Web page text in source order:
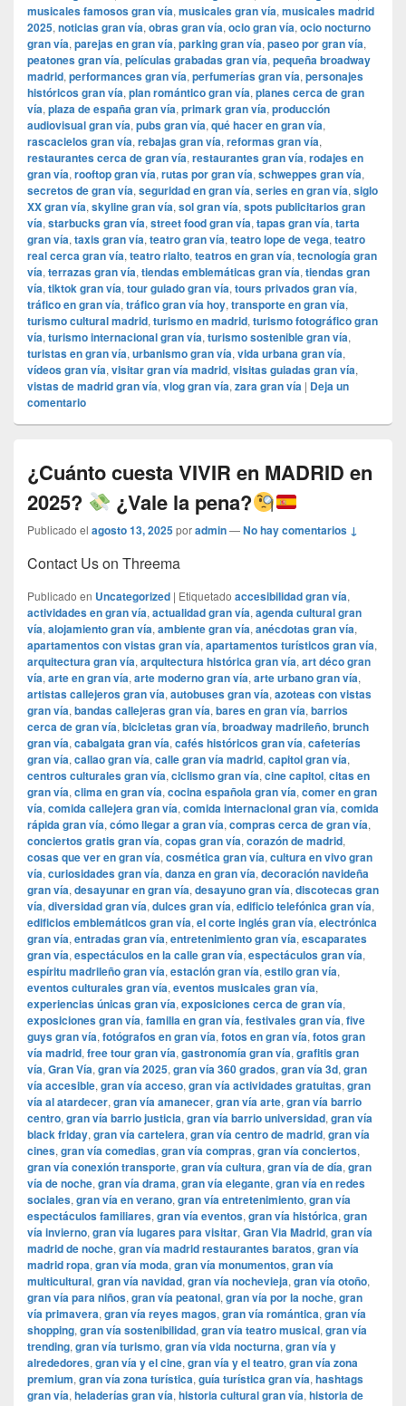
musicales famosos gran vía, musicales gran vía, musicales madrid
2025, noticias gran vía, obras gran vía, ocio gran vía, ocio nocturno
gran vía, parejas en gran vía, parking gran vía, paseo por gran vía,
peatones gran vía, películas grabadas gran vía, pequeña broadway
madrid, performances gran vía, perfumerías gran vía, personajes
históricos gran vía, plan romántico gran vía, planes cerca de gran
vía, plaza de españa gran vía, primark gran vía, producción
audiovisual gran vía, pubs gran vía, qué hacer en gran vía,
rascacielos gran vía, rebajas gran vía, reformas gran vía,
restaurantes cerca de gran vía, restaurantes gran vía, rodajes en
gran vía, rooftop gran vía, rutas por gran vía, schweppes gran vía,
secretos de gran vía, seguridad en gran vía, series en gran vía, siglo
XX gran vía, skyline gran vía, sol gran vía, spots publicitarios gran
vía, starbucks gran vía, street food gran vía, tapas gran vía, tarta
gran vía, taxis gran vía, teatro gran vía, teatro lope de vega, teatro
real cerca gran vía, teatro rialto, teatros en gran vía, tecnología gran
vía, terrazas gran vía, tiendas emblemáticas gran vía, tiendas gran
vía, tiktok gran vía, tour guiado gran vía, tours privados gran vía,
tráfico en gran vía, tráfico gran vía hoy, transporte en gran vía,
turismo cultural madrid, turismo en madrid, turismo fotográfico gran
vía, turismo internacional gran vía, turismo sostenible gran vía,
turistas en gran vía, urbanismo gran vía, vida urbana gran vía,
vídeos gran vía, visitar gran vía madrid, visitas guiadas gran vía,
vistas de madrid gran vía, vlog gran vía, zara gran vía | Deja un
comentario
¿Cuánto cuesta VIVIR en MADRID en
2025?
¿Vale la pena?
Publicado el agosto 13, 2025poradmin—No hay comentarios ↓
Contact Us on Threema
Publicado en Uncategorized | Etiquetado accesibilidad gran vía,
actividades en gran vía, actualidad gran vía, agenda cultural gran
vía, alojamiento gran vía, ambiente gran vía, anécdotas gran vía,
apartamentos con vistas gran vía, apartamentos turísticos gran vía,
arquitectura gran vía, arquitectura histórica gran vía, art déco gran
vía, arte en gran vía, arte moderno gran vía, arte urbano gran vía,
artistas callejeros gran vía, autobuses gran vía, azoteas con vistas
gran vía, bandas callejeras gran vía, bares en gran vía, barrios
cerca de gran vía, bicicletas gran vía, broadway madrileño, brunch
gran vía, cabalgata gran vía, cafés históricos gran vía, cafeterías
gran vía, callao gran vía, calle gran vía madrid, capitol gran vía,
centros culturales gran vía, ciclismo gran vía, cine capitol, citas en
gran vía, clima en gran vía, cocina española gran vía, comer en gran
vía, comida callejera gran vía, comida internacional gran vía, comida
rápida gran vía, cómo llegar a gran vía, compras cerca de gran vía,
conciertos gratis gran vía, copas gran vía, corazón de madrid,
cosas que ver en gran vía, cosmética gran vía, cultura en vivo gran
vía, curiosidades gran vía, danza en gran vía, decoración navideña
gran vía, desayunar en gran vía, desayuno gran vía, discotecas gran
vía, diversidad gran vía, dulces gran vía, edificio telefónica gran vía,
edificios emblemáticos gran vía, el corte inglés gran vía, electrónica
gran vía, entradas gran vía, entretenimiento gran vía, escaparates
gran vía, espectáculos en la calle gran vía, espectáculos gran vía,
espíritu madrileño gran vía, estación gran vía, estilo gran vía,
eventos culturales gran vía, eventos musicales gran vía,
experiencias únicas gran vía, exposiciones cerca de gran vía,
exposiciones gran vía, familia en gran vía, festivales gran vía, five
guys gran vía, fotógrafos en gran vía, fotos en gran vía, fotos gran
vía madrid, free tour gran vía, gastronomía gran vía, grafitis gran
vía, Gran Vía, gran vía 2025, gran vía 360 grados, gran vía 3d, gran
vía accesible, gran vía acceso, gran vía actividades gratuitas, gran
vía al atardecer, gran vía amanecer, gran vía arte, gran vía barrio
centro, gran vía barrio justicia, gran vía barrio universidad, gran vía
black friday, gran vía cartelera, gran vía centro de madrid, gran vía
cines, gran vía comedias, gran vía compras, gran vía conciertos,
gran vía conexión transporte, gran vía cultura, gran vía de día, gran
vía de noche, gran vía drama, gran vía elegante, gran vía en redes
sociales, gran vía en verano, gran vía entretenimiento, gran vía
espectáculos familiares, gran vía eventos, gran vía histórica, gran
vía invierno, gran vía lugares para visitar, ​​Gran Via Madrid, gran vía
madrid de noche, gran vía madrid restaurantes baratos, gran vía
madrid ropa, gran vía moda, gran vía monumentos, gran vía
multicultural, gran vía navidad, gran vía nochevieja, gran vía otoño,
gran vía para niños, gran vía peatonal, gran vía por la noche, gran
vía primavera, gran vía reyes magos, gran vía romántica, gran vía
shopping, gran vía sostenibilidad, gran vía teatro musical, gran vía
trending, gran vía turismo, gran vía vida nocturna, gran vía y
alrededores, gran vía y el cine, gran vía y el teatro, gran vía zona
premium, gran vía zona turística, guía turística gran vía, hashtags
gran vía, heladerías gran vía, historia cultural gran vía, historia de